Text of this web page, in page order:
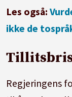
Les også:
ikke de
Regjeringens